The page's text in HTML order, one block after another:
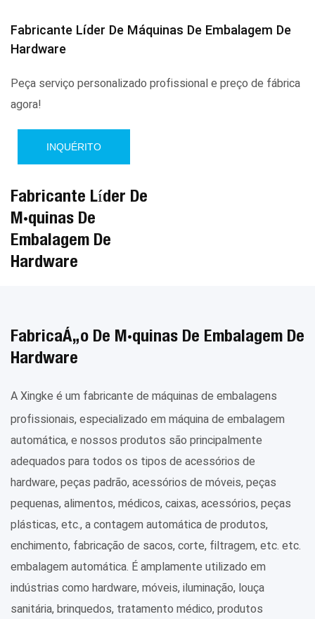
Fabricante Líder De Máquinas De Embalagem De
Hardware
Peça serviço personalizado profissional e preço de fábrica
agora!
INQUÉRITO
Fabricante Líder De
Máquinas De
Embalagem De
Hardware
Fabricação De Máquinas De Embalagem De
Hardware
A Xingke é um fabricante de máquinas de embalagens
profissionais, especializado em máquina de embalagem
automática, e nossos produtos são principalmente
adequados para todos os tipos de acessórios de
hardware, peças padrão, acessórios de móveis, peças
pequenas, alimentos, médicos, caixas, acessórios, peças
plásticas, etc., a contagem automática de produtos,
enchimento, fabricação de sacos, corte, filtragem, etc. etc.
embalagem automática. É amplamente utilizado em
indústrias como hardware, móveis, iluminação, louça
sanitária, brinquedos, tratamento médico, produtos